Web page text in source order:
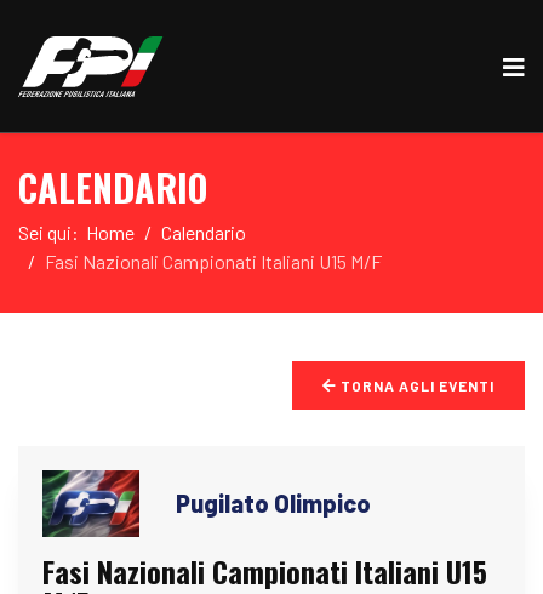
CALENDARIO
Sei qui: Home
Calendario
Fasi Nazionali Campionati Italiani U15 M/F
TORNA AGLI EVENTI
Pugilato Olimpico
Fasi Nazionali Campionati Italiani U15